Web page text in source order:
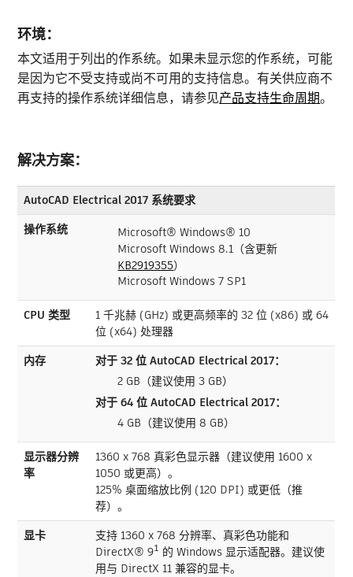
环境：
本文适用于列出的作系统。如果未显示您的作系统，可能
是因为它不受支持或尚不可用的支持信息。有关供应商不
再支持的操作系统详细信息，请参见产品支持生命周期。
解决方案：
AutoCAD Electrical 2017 系统要求
操作系统
Microsoft® Windows® 10
Microsoft Windows 8.1（含更新
KB2919355）
Microsoft Windows 7 SP1
CPU 类型
1 千兆赫 (GHz) 或更高频率的 32 位 (x86) 或 64
位 (x64) 处理器
内存
对于 32 位 AutoCAD Electrical 2017：
2 GB（建议使用 3 GB）
对于 64 位 AutoCAD Electrical 2017：
4 GB（建议使用 8 GB）
显示器分辨
率
1360 x 768 真彩色显示器（建议使用 1600 x
1050 或更高）。
125% 桌面缩放比例 (120 DPI) 或更低（推
荐）。
显卡
支持 1360 x 768 分辨率、真彩色功能和
DirectX® 9¹ 的 Windows 显示适配器。建议使
用与 DirectX 11 兼容的显卡。